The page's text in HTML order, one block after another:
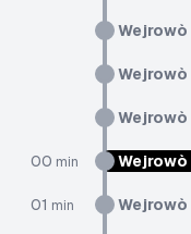
Wejrowò
Wejrowò
Wejrowò
00 min Wejrowò
01 min Wejrowò